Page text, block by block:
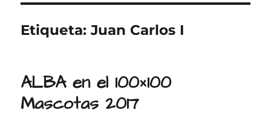
Etiqueta:Juan Carlos I
ALBA en el 100×100
Mascotas 2017